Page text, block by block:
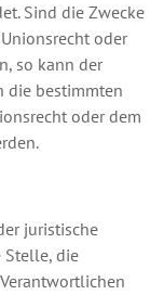
Sind die Zwecke
oder
so kann der
die bestimmten
oder dem
juristische
Stelle, die